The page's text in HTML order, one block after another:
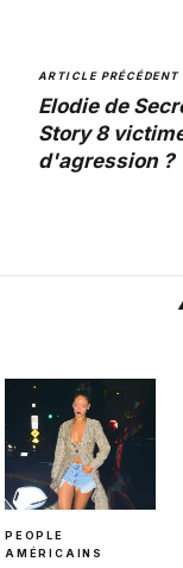
ARTICLE PRÉCÉDENT
Elodie de
Story 8
d'agression ?
PEOPLE
AMÉRICAINS